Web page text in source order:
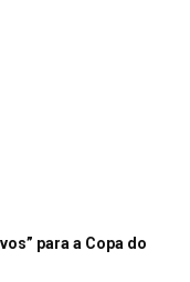
para a Copa do